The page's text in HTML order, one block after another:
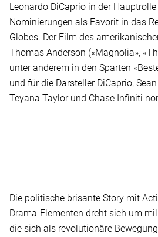
Leonardo DiCaprio in der
Nominierungen als Favorit in das
Globes. Der Film des
Thomas Anderson («Magnolia»,
unter anderem in den Sparten
und für die Darsteller DiCaprio,
Teyana Taylor und Chase Infiniti
Die politische brisante Story mit
Drama-Elementen dreht sich um
die sich als revolutionäre